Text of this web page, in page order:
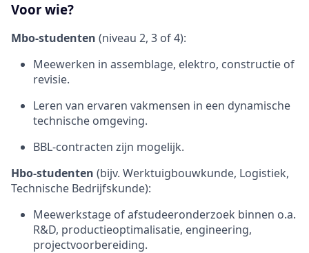
Voor wie?
Mbo-studenten (niveau 2, 3 of 4):
Meewerken in assemblage, elektro, constructie of
revisie.
Leren van ervaren vakmensen in een dynamische
technische omgeving.
BBL-contracten zijn mogelijk.
Hbo-studenten (bijv. Werktuigbouwkunde, Logistiek,
Technische Bedrijfskunde):
Meewerkstage of afstudeeronderzoek binnen o.a.
R&D, productieoptimalisatie, engineering,
projectvoorbereiding.